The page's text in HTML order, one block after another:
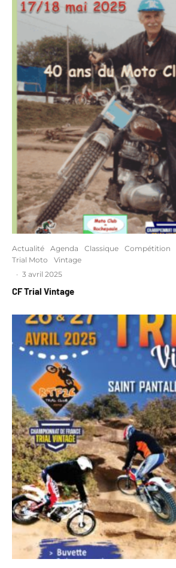
Actualité Agenda Classique Compétition
Trial Moto
Vintage
· 3 avril 2025
CF Trial Vintage